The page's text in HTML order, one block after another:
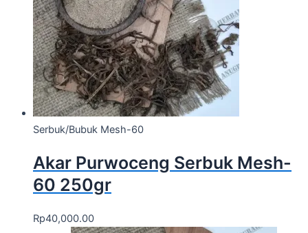
Serbuk/Bubuk Mesh-60
Akar Purwoceng Serbuk Mesh-
60 250gr
Rp40,000.00